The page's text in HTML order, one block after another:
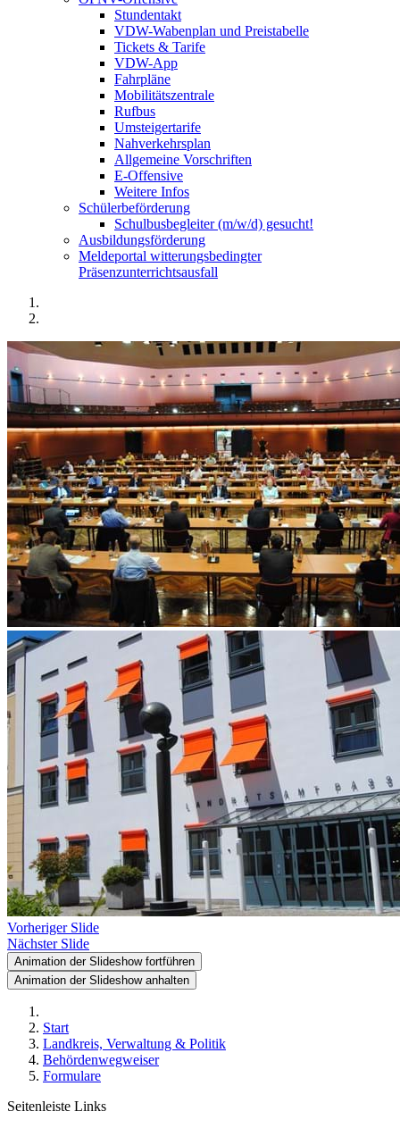
Stundentakt
VDW-Wabenplan und Preistabelle
Tickets & Tarife
VDW-App
Fahrpläne
Mobilitätszentrale
Rufbus
Umsteigertarife
Nahverkehrsplan
Allgemeine Vorschriften
E-Offensive
Weitere Infos
Schülerbeförderung
Schulbusbegleiter (m/w/d) gesucht!
Ausbildungsförderung
Meldeportal witterungsbedingter
Präsenzunterrichtsausfall
Vorheriger Slide
Nächster Slide
Animation der Slideshow fortführen
Animation der Slideshow anhalten
Start
Landkreis, Verwaltung & Politik
Behördenwegweiser
Formulare
Seitenleiste Links